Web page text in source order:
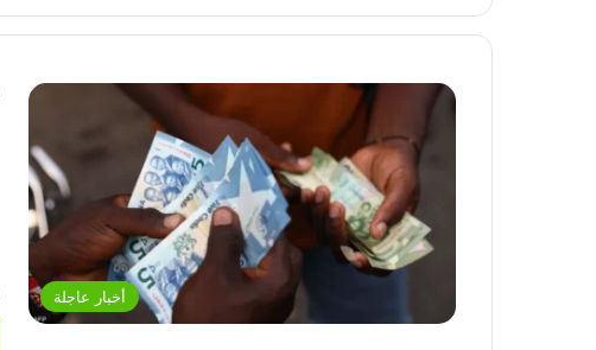
أخبار عاجلة